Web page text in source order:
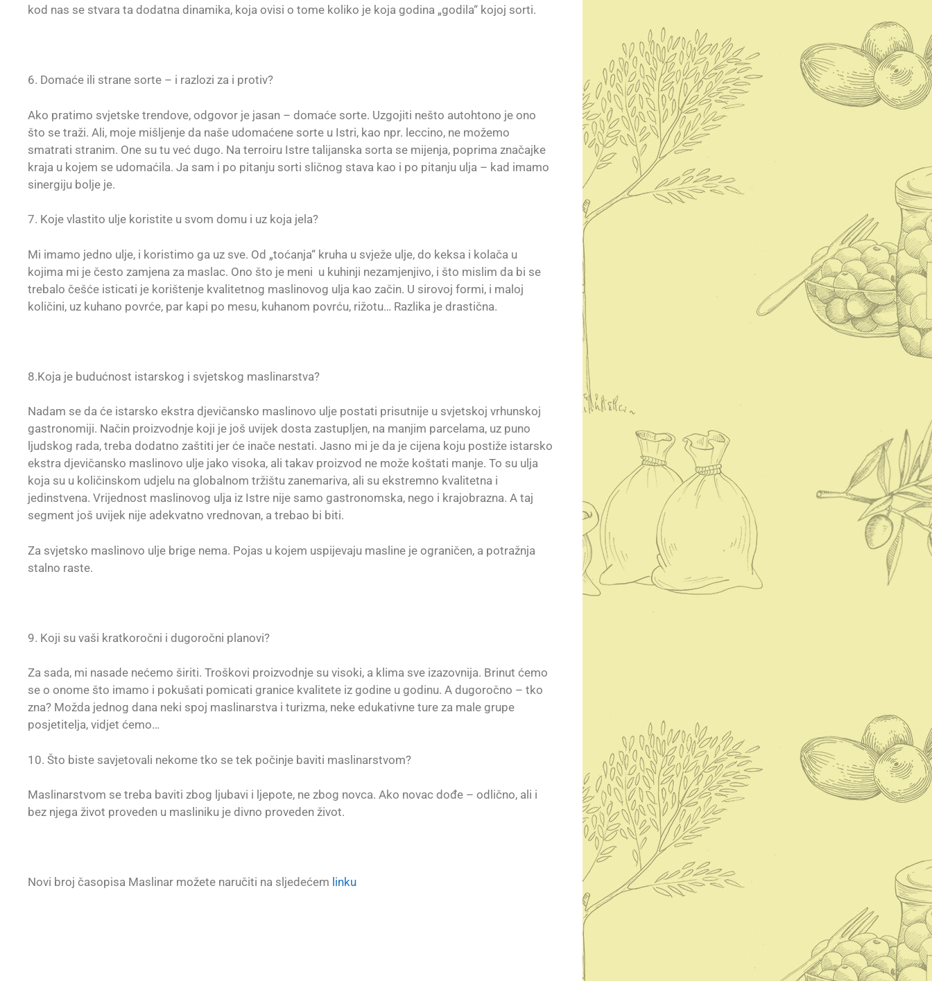
kod nas se stvara ta dodatna dinamika, koja ovisi o tome koliko je koja godina „godila“ kojoj sorti.
6. Domaće ili strane sorte – i razlozi za i protiv?
Ako pratimo svjetske trendove, odgovor je jasan – domaće sorte. Uzgojiti nešto autohtono je ono
što se traži. Ali, moje mišljenje da naše udomaćene sorte u Istri, kao npr. leccino, ne možemo
smatrati stranim. One su tu već dugo. Na terroiru Istre talijanska sorta se mijenja, poprima značajke
kraja u kojem se udomaćila. Ja sam i po pitanju sorti sličnog stava kao i po pitanju ulja – kad imamo
sinergiju bolje je.
7. Koje vlastito ulje koristite u svom domu i uz koja jela?
Mi imamo jedno ulje, i koristimo ga uz sve. Od „toćanja“ kruha u svježe ulje, do keksa i kolača u
kojima mi je često zamjena za maslac. Ono što je meni u kuhinji nezamjenjivo, i što mislim da bi se
trebalo češće isticati je korištenje kvalitetnog maslinovog ulja kao začin. U sirovoj formi, i maloj
količini, uz kuhano povrće, par kapi po mesu, kuhanom povrću, rižotu… Razlika je drastična.
8.Koja je budućnost istarskog i svjetskog maslinarstva?
Nadam se da će istarsko ekstra djevičansko maslinovo ulje postati prisutnije u svjetskoj vrhunskoj
gastronomiji. Način proizvodnje koji je još uvijek dosta zastupljen, na manjim parcelama, uz puno
ljudskog rada, treba dodatno zaštiti jer će inače nestati. Jasno mi je da je cijena koju postiže istarsko
ekstra djevičansko maslinovo ulje jako visoka, ali takav proizvod ne može koštati manje. To su ulja
koja su u količinskom udjelu na globalnom tržištu zanemariva, ali su ekstremno kvalitetna i
jedinstvena. Vrijednost maslinovog ulja iz Istre nije samo gastronomska, nego i krajobrazna. A taj
segment još uvijek nije adekvatno vrednovan, a trebao bi biti.
Za svjetsko maslinovo ulje brige nema. Pojas u kojem uspijevaju masline je ograničen, a potražnja
stalno raste.
9. Koji su vaši kratkoročni i dugoročni planovi?
Za sada, mi nasade nećemo širiti. Troškovi proizvodnje su visoki, a klima sve izazovnija. Brinut ćemo
se o onome što imamo i pokušati pomicati granice kvalitete iz godine u godinu. A dugoročno – tko
zna? Možda jednog dana neki spoj maslinarstva i turizma, neke edukativne ture za male grupe
posjetitelja, vidjet ćemo…
10. Što biste savjetovali nekome tko se tek počinje baviti maslinarstvom?
Maslinarstvom se treba baviti zbog ljubavi i ljepote, ne zbog novca. Ako novac dođe – odlično, ali i
bez njega život proveden u masliniku je divno proveden život.
Novi broj časopisa Maslinar možete naručiti na sljedećem linku